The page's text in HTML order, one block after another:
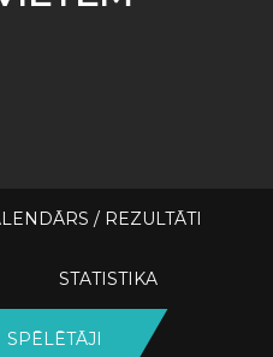
/ REZULTĀTI
STATISTIKA
SPĒLĒTĀJI